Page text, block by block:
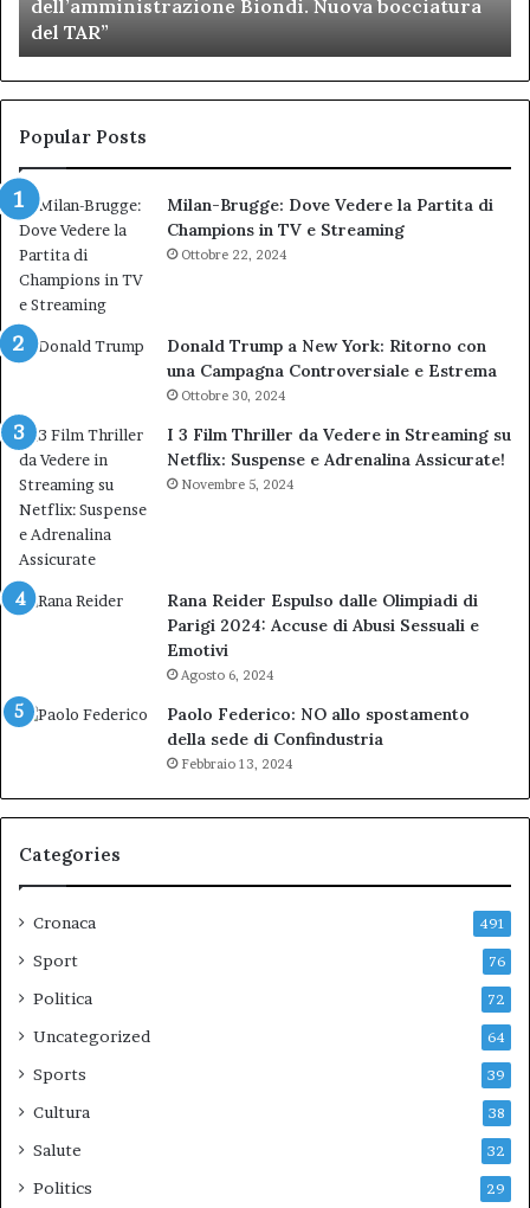
figuraccia
dell’amministrazione
Biondi.
Nuova
bocciatura
del
TAR”
dell’amministrazione Biondi. Nuova bocciatura
del TAR”
ai
Popular Posts
Milan-Brugge: Dove Vedere la Partita di
Champions in TV e Streaming
Ottobre 22, 2024
Donald Trump a New York: Ritorno con
una Campagna Controversiale e Estrema
Ottobre 30, 2024
I 3 Film Thriller da Vedere in Streaming su
Netflix: Suspense e Adrenalina Assicurate!
Novembre 5, 2024
Rana Reider Espulso dalle Olimpiadi di
Parigi 2024: Accuse di Abusi Sessuali e
Emotivi
Agosto 6, 2024
Paolo Federico: NO allo spostamento
della sede di Confindustria
Febbraio 13, 2024
Categories
Cronaca 491
Sport 76
Politica 72
Uncategorized 64
Sports 39
Cultura 38
Salute 32
Politics 29